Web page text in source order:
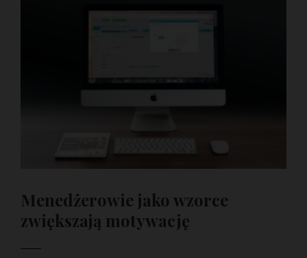
Menedżerowie jako wzorce
zwiększają motywację